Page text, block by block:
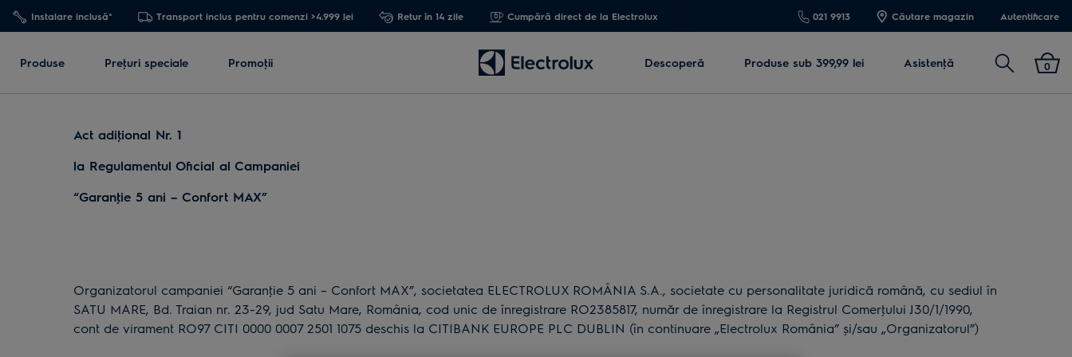
Instalare inclusă* Transport inclus pentru comenzi >4.999 lei Retur în 14 zile Cumpără direct de la Electrolux 021 9913 Căutare magazin Autentificare
Produse Preţuri speciale Promoţii Descoperă Produse sub 399,99 lei Asistenţă Cautare 0
Act adiţional Nr. 1
la Regulamentul Oficial al Campaniei
“Garanţie 5 ani – Confort MAX”
Organizatorul campaniei “Garanţie 5 ani – Confort MAX”, societatea ELECTROLUX ROMÂNIA S.A., societate cu personalitate juridică română, cu sediul în
SATU MARE, Bd. Traian nr. 23-29, jud Satu Mare, România, cod unic de înregistrare RO2385817, număr de înregistrare la Registrul Comerţului J30/1/1990,
cont de virament RO97 CITI 0000 0007 2501 1075 deschis la CITIBANK EUROPE PLC DUBLIN (în continuare „Electrolux România” și/sau „Organizatorul”)